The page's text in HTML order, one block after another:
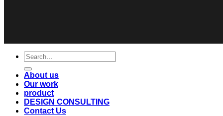
Search
for:
About us
Our work
product
DESIGN CONSULTING
Contact Us